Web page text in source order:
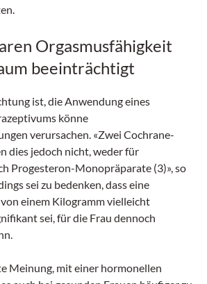
Orgasmusfähigkeit
beeinträchtigt
ist, die Anwendung eines
könne
verursachen. «Zwei Cochrane-
dies jedoch nicht, weder für
Progesteron-Monopräparate (3)», so
sei zu bedenken, dass eine
einem Kilogramm vielleicht
sei, für die Frau dennoch
Meinung, mit einer hormonellen